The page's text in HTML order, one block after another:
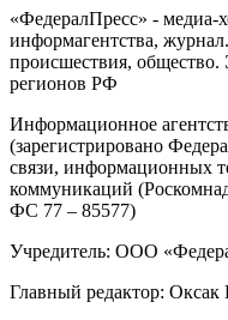
«ФедералПресс» - медиа-
информагентства,
происшествия, общество.
регионов РФ
Информационное
(зарегистрировано
связи, информационных
коммуникаций
ФС 77 – 85577)
Учредитель: ООО
Главный редактор: Оксак